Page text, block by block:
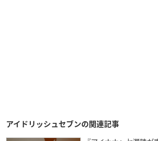
アイドリッシュセブンの関連記事